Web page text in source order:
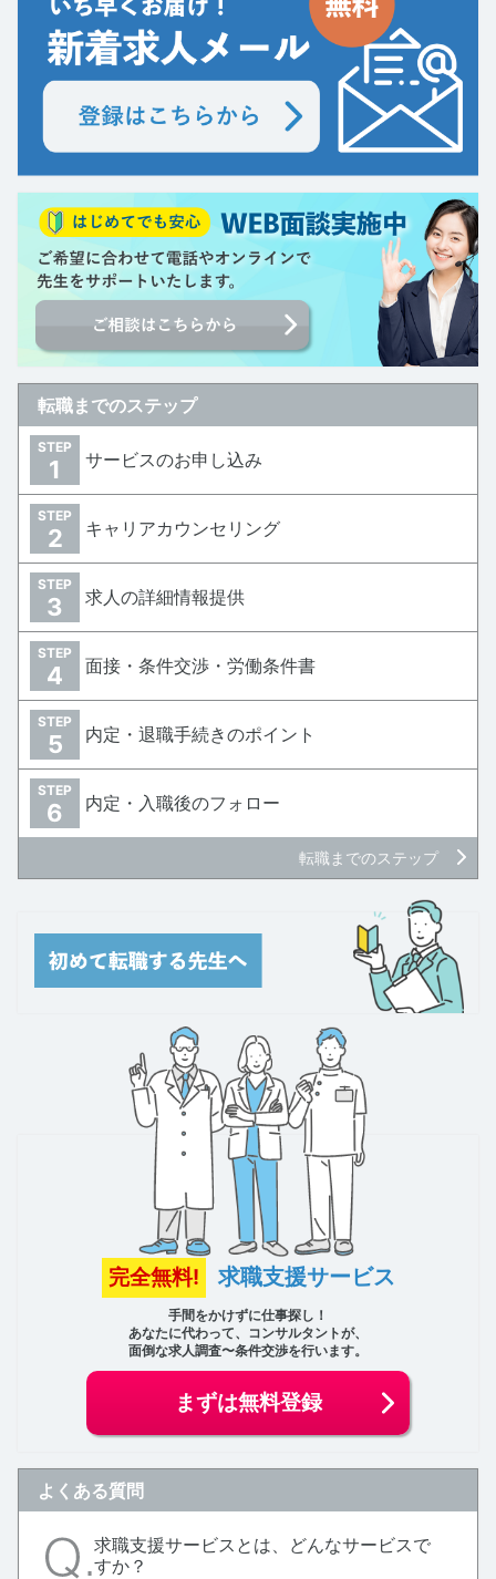
転職までのステップ
STEP
1 サービスのお申し込み
STEP
2 キャリアカウンセリング
STEP
3 求人の詳細情報提供
STEP
4 面接・条件交渉・労働条件書
STEP
5 内定・退職手続きのポイント
STEP
6 内定・入職後のフォロー
転職までのステップ
完全無料! 求職支援サービス
手間をかけずに仕事探し！
あなたに代わって、コンサルタントが、
面倒な求人調査〜条件交渉を行います。
まずは無料登録
よくある質問
求職支援サービスとは、どんなサービスで
すか？